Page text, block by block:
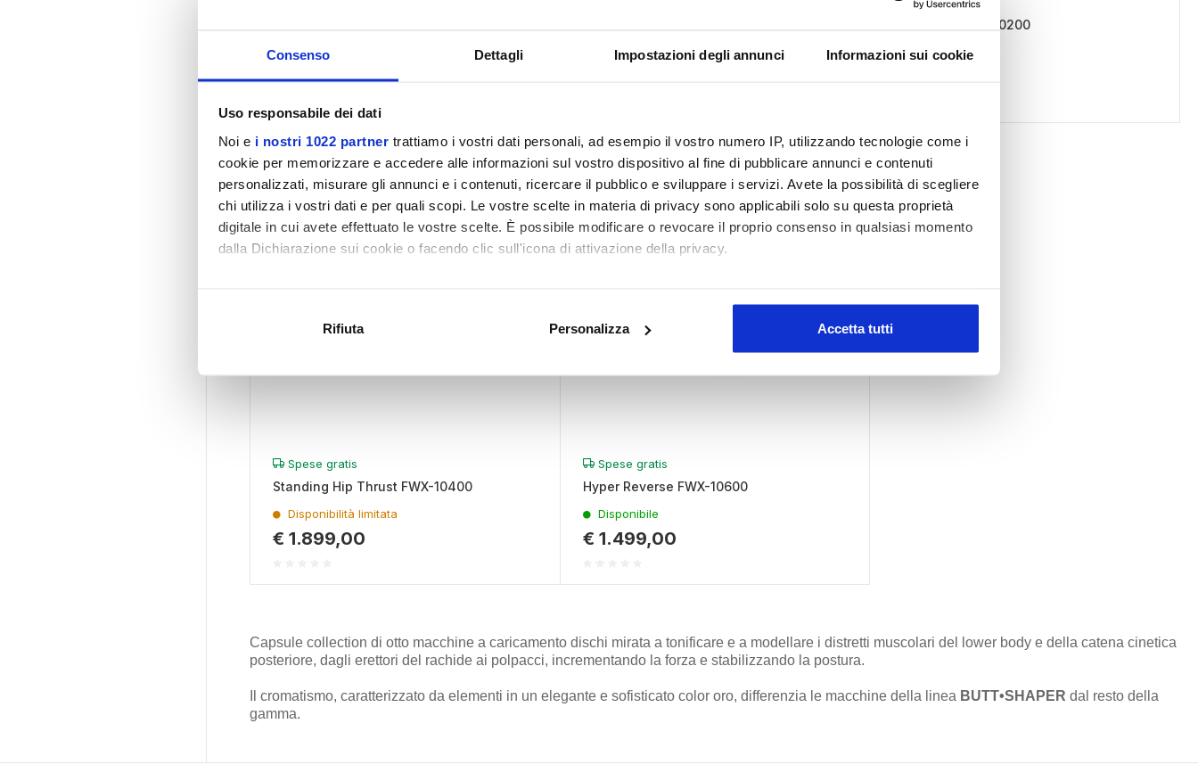
Consenso Dettagli Impostazioni degli annunci Informazioni sui cookie
Uso responsabile dei dati
Noi e i nostri 1022 partner trattiamo i vostri dati personali, ad esempio il vostro numero IP, utilizzando tecnologie come i
cookie per memorizzare e accedere alle informazioni sul vostro dispositivo al fine di pubblicare annunci e contenuti
personalizzati, misurare gli annunci e i contenuti, ricercare il pubblico e sviluppare i servizi. Avete la possibilità di scegliere
chi utilizza i vostri dati e per quali scopi. Le vostre scelte in materia di privacy sono applicabili solo su questa proprietà
digitale in cui avete effettuato le vostre scelte. È possibile modificare o revocare il proprio consenso in qualsiasi momento
dalla Dichiarazione sui cookie o facendo clic sull'icona di attivazione della privacy.
Identificare il tuo dispositivo, scansionandolo attivamente alla ricerca di caratteristiche specifiche (impronte
nostro traffico. Condividiamo inoltre informazioni sul modo in cui utilizza il nostro sito con i nostri partner che si occupano
di analisi dei dati web, pubblicità e social media, i quali potrebbero combinarle con altre informazioni che ha fornito loro o
che hanno raccolto dal suo utilizzo dei loro servizi.
Rifiuta Personalizza Accetta tutti
Disponibilità limitata
€ 2.219,00
Sold out
Belt Squat FWX-10200
Sold out
Spese gratis
Standing Hip Thrust FWX-10400
Disponibilità limitata
€ 1.899,00
Spese gratis
Hyper Reverse FWX-10600
Disponibile
€ 1.499,00
Capsule collection di otto macchine a caricamento dischi mirata a tonificare e a modellare i distretti muscolari del lower body e della catena cinetica
posteriore, dagli erettori del rachide ai polpacci, incrementando la forza e stabilizzando la postura.
Il cromatismo, caratterizzato da elementi in un elegante e sofisticato color oro, differenzia le macchine della linea BUTT•SHAPER dal resto della
gamma.